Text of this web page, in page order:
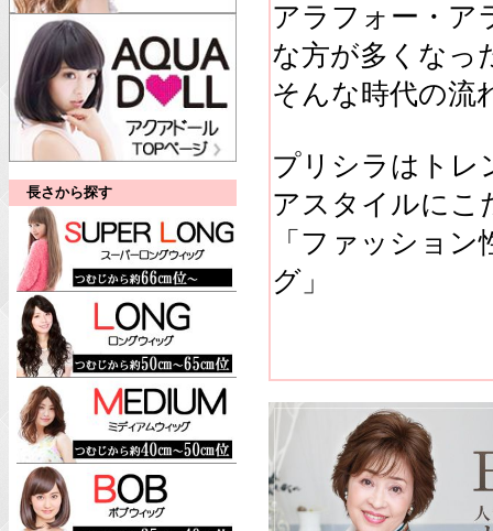
長さから探す
アラフォー・ア
な方が多くなっ
そんな時代の流
プリシラはトレ
アスタイルにこ
「ファッショ
グ」